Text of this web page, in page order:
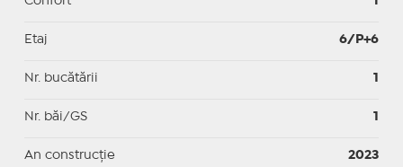
Etaj 6/P+6
Nr. bucătării 1
Nr. băi/GS 1
An construcție 2023